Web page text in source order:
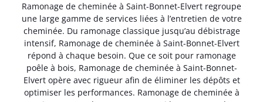
Ramonage de cheminée à Saint-Bonnet-Elvert regroupe
une large gamme de services liées à l’entretien de votre
cheminée. Du ramonage classique jusqu’au débistrage
intensif, Ramonage de cheminée à Saint-Bonnet-Elvert
répond à chaque besoin. Que ce soit pour ramonage
poêle à bois, Ramonage de cheminée à Saint-Bonnet-
Elvert opère avec rigueur afin de éliminer les dépôts et
optimiser les performances. Ramonage de cheminée à